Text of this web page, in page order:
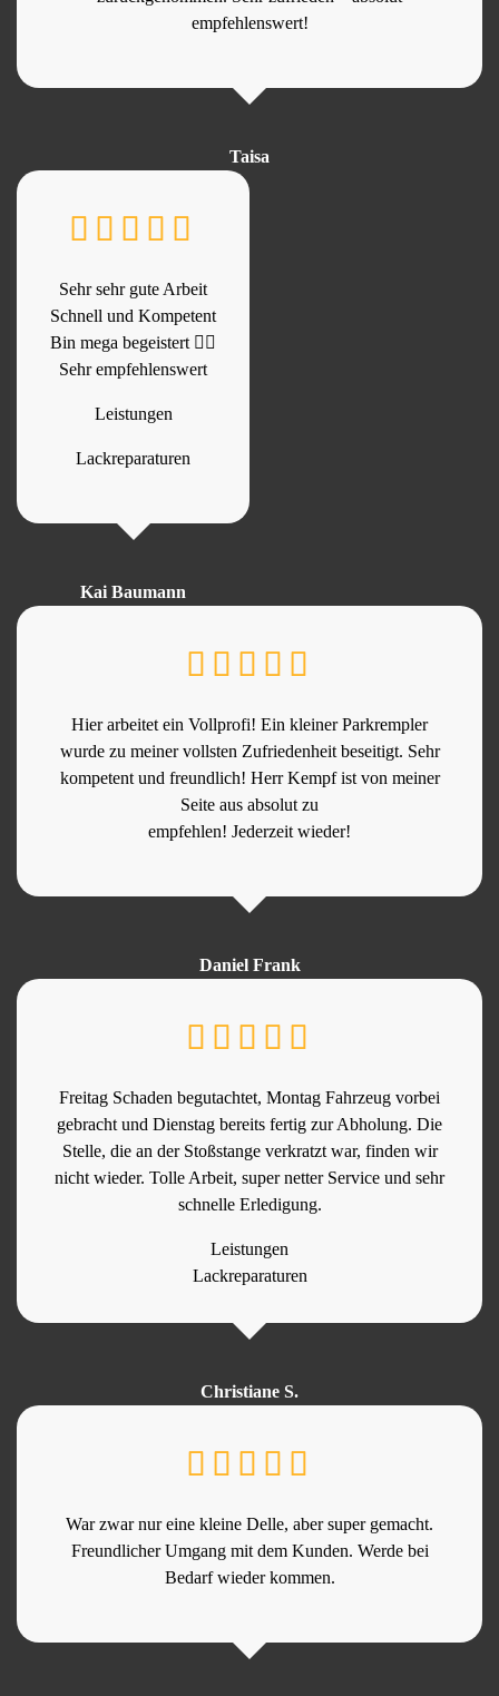
empfehlenswert!
Taisa
Sehr sehr gute Arbeit
Schnell und Kompetent
Bin mega begeistert 👍🏻
Sehr empfehlenswert
Leistungen
Lackreparaturen
Kai Baumann
Hier arbeitet ein Vollprofi! Ein kleiner Parkrempler
wurde zu meiner vollsten Zufriedenheit beseitigt. Sehr
kompetent und freundlich! Herr Kempf ist von meiner
Seite aus absolut zu
empfehlen! Jederzeit wieder!
Daniel Frank
Freitag Schaden begutachtet, Montag Fahrzeug vorbei
gebracht und Dienstag bereits fertig zur Abholung. Die
Stelle, die an der Stoßstange verkratzt war, finden wir
nicht wieder. Tolle Arbeit, super netter Service und sehr
schnelle Erledigung.
Leistungen
Lackreparaturen
Christiane S.
War zwar nur eine kleine Delle, aber super gemacht.
Freundlicher Umgang mit dem Kunden. Werde bei
Bedarf wieder kommen.